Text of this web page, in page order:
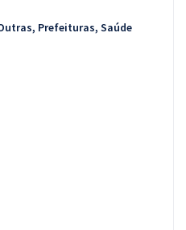
Prefeituras, Saúde